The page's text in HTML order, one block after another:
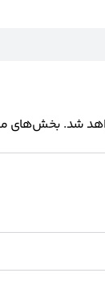
شد.بخش‌های